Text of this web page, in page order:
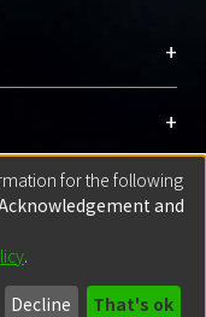
、提升研究影響
）
，或由第三方贊
有者及第三方同
is your
the right to
可使用
出版單位之版權
+
+
號登入
+
ID匯入
and optimized
for the following
and
.
Decline That's ok